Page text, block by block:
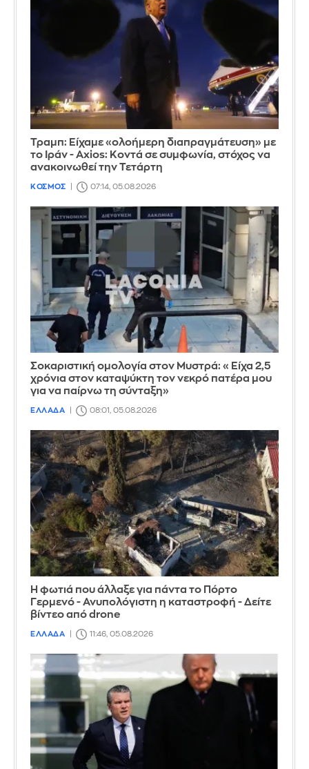
Τραμπ: Είχαμε «ολοήμερη διαπραγμάτευση» με
το Ιράν - Axios: Κοντά σε συμφωνία, στόχος να
ανακοινωθεί την Τετάρτη
ΚΟΣΜΟΣ 07:14, 05.08.2026
Σοκαριστική ομολογία στον Μυστρά: «Είχα 2,5
χρόνια στον καταψύκτη τον νεκρό πατέρα μου
για να παίρνω τη σύνταξη»
ΕΛΛΑΔΑ 08:01, 05.08.2026
Η φωτιά που άλλαξε για πάντα το Πόρτο
Γερμενό - Ανυπολόγιστη η καταστροφή - Δείτε
βίντεο από drone
ΕΛΛΑΔΑ 11:46, 05.08.2026